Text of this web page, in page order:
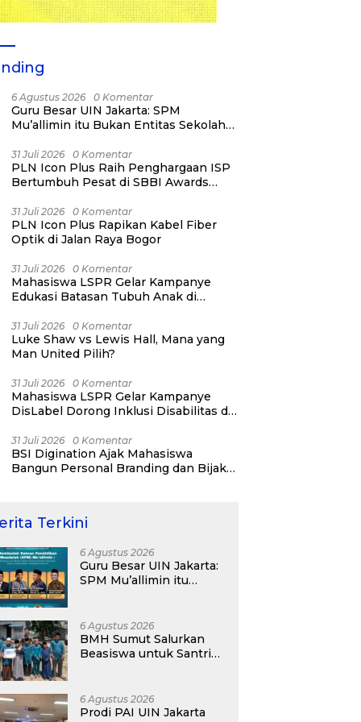
6 Agustus 2026 0 Komentar
Guru Besar UIN Jakarta: SPM
Mu’allimin itu Bukan Entitas Sekolah
31 Juli 2026 0 Komentar
PLN Icon Plus Raih Penghargaan ISP
Bertumbuh Pesat di SBBI Awards
31 Juli 2026 0 Komentar
PLN Icon Plus Rapikan Kabel Fiber
Optik di Jalan Raya Bogor
31 Juli 2026 0 Komentar
Mahasiswa LSPR Gelar Kampanye
Edukasi Batasan Tubuh Anak di
31 Juli 2026 0 Komentar
Luke Shaw vs Lewis Hall, Mana yang
Man United Pilih?
31 Juli 2026 0 Komentar
Mahasiswa LSPR Gelar Kampanye
DisLabel Dorong Inklusi Disabilitas di
31 Juli 2026 0 Komentar
BSI Digination Ajak Mahasiswa
Bangun Personal Branding dan Bijak
Terkini
6 Agustus 2026
Guru Besar UIN Jakarta:
SPM Mu’allimin itu
6 Agustus 2026
BMH Sumut Salurkan
Beasiswa untuk Santri
6 Agustus 2026
Prodi PAI UIN Jakarta